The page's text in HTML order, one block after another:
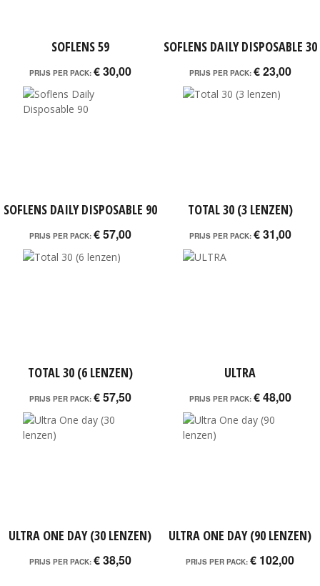
SOFLENS 59
PRIJS PER PACK: € 30,00
SOFLENS DAILY DISPOSABLE 30
PRIJS PER PACK: € 23,00
SOFLENS DAILY DISPOSABLE 90
PRIJS PER PACK: € 57,00
TOTAL 30 (3 LENZEN)
PRIJS PER PACK: € 31,00
TOTAL 30 (6 LENZEN)
PRIJS PER PACK: € 57,50
ULTRA
PRIJS PER PACK: € 48,00
ULTRA ONE DAY (30 LENZEN)
PRIJS PER PACK: € 38,50
ULTRA ONE DAY (90 LENZEN)
PRIJS PER PACK: € 102,00